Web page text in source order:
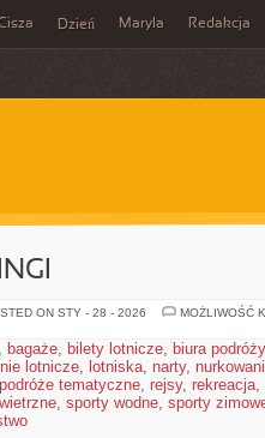
Dzień Maryla Redakcja
ON STY - 28 - 2026
MOŻLIWOŚĆ
, bagaże, bilety lotnicze, biura podróży
lotnicze, lotniska, narty,
podróże tematyczne, rejsy, rekreacja,
, sporty wodne, sporty